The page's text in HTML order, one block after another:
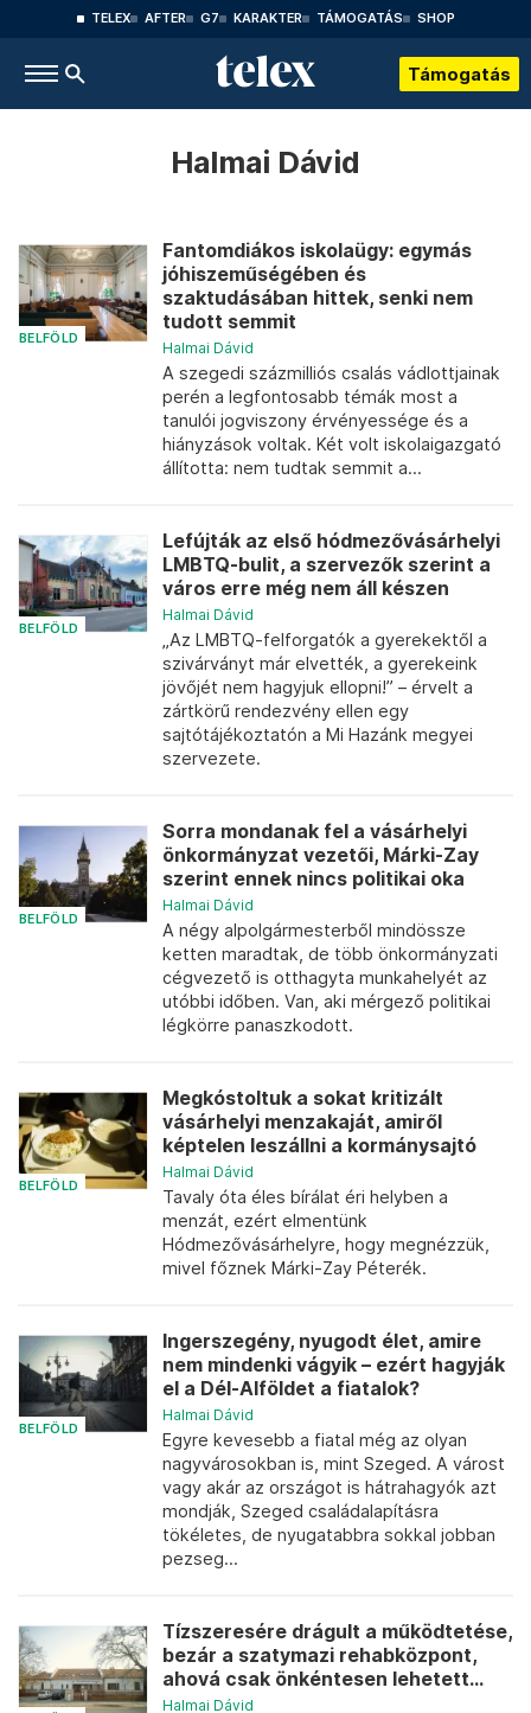
TELEX AFTER G7 KARAKTER TÁMOGATÁS SHOP
Támogatás
Halmai Dávid
BELFÖLD
Fantomdiákos iskolaügy: egymás
jóhiszeműségében és
szaktudásában hittek, senki nem
tudott semmit
Halmai Dávid
A szegedi százmilliós csalás vádlottjainak
perén a legfontosabb témák most a
tanulói jogviszony érvényessége és a
hiányzások voltak. Két volt iskolaigazgató
állította: nem tudtak semmit a...
BELFÖLD
Lefújták az első hódmezővásárhelyi
LMBTQ-bulit, a szervezők szerint a
város erre még nem áll készen
Halmai Dávid
„Az LMBTQ-felforgatók a gyerekektől a
szivárványt már elvették, a gyerekeink
jövőjét nem hagyjuk ellopni!” – érvelt a
zártkörű rendezvény ellen egy
sajtótájékoztatón a Mi Hazánk megyei
szervezete.
BELFÖLD
Sorra mondanak fel a vásárhelyi
önkormányzat vezetői, Márki-Zay
szerint ennek nincs politikai oka
Halmai Dávid
A négy alpolgármesterből mindössze
ketten maradtak, de több önkormányzati
cégvezető is otthagyta munkahelyét az
utóbbi időben. Van, aki mérgező politikai
légkörre panaszkodott.
BELFÖLD
Megkóstoltuk a sokat kritizált
vásárhelyi menzakaját, amiről
képtelen leszállni a kormánysajtó
Halmai Dávid
Tavaly óta éles bírálat éri helyben a
menzát, ezért elmentünk
Hódmezővásárhelyre, hogy megnézzük,
mivel főznek Márki-Zay Péterék.
BELFÖLD
Ingerszegény, nyugodt élet, amire
nem mindenki vágyik – ezért hagyják
el a Dél-Alföldet a fiatalok?
Halmai Dávid
Egyre kevesebb a fiatal még az olyan
nagyvárosokban is, mint Szeged. A várost
vagy akár az országot is hátrahagyók azt
mondják, Szeged családalapításra
tökéletes, de nyugatabbra sokkal jobban
pezseg...
Tízszeresére drágult a működtetése,
bezár a szatymazi rehabközpont,
ahová csak önkéntesen lehetett...
Halmai Dávid